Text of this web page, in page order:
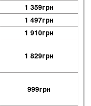
1 359грн
1 497грн
1 910грн
1 829грн
999грн